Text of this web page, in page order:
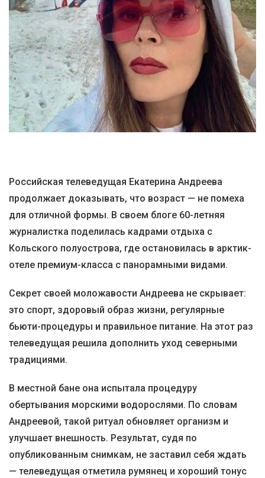
Российская телеведущая Екатерина Андреева
продолжает доказывать, что возраст — не помеха
для отличной формы. В своем блоге 60-летняя
журналистка поделилась кадрами отдыха с
Кольского полуострова, где остановилась в арктик-
отеле премиум-класса с панорамными видами.
Секрет своей моложавости Андреева не скрывает:
это спорт, здоровый образ жизни, регулярные
бьюти-процедуры и правильное питание. На этот раз
телеведущая решила дополнить уход северными
традициями.
В местной бане она испытала процедуру
обертывания морскими водорослями. По словам
Андреевой, такой ритуал обновляет организм и
улучшает внешность. Результат, судя по
опубликованным снимкам, не заставил себя ждать
— телеведущая отметила румянец и хороший тонус